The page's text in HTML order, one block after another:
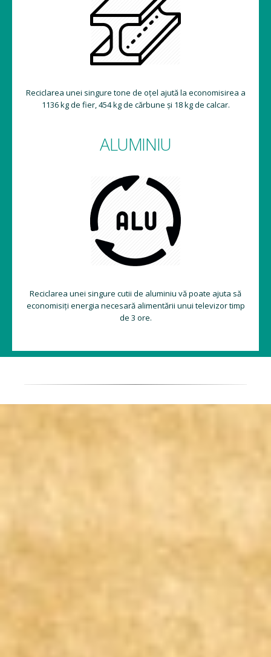
Reciclarea unei singure tone de oțel ajută la economisirea a
1136 kg de fier, 454 kg de cărbune și 18 kg de calcar.
ALUMINIU
Reciclarea unei singure cutii de aluminiu vă poate ajuta să
economisiți energia necesară alimentării unui televizor timp
de 3 ore.